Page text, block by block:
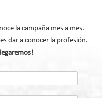
la campaña mes a mes.
dar a conocer la profesión.